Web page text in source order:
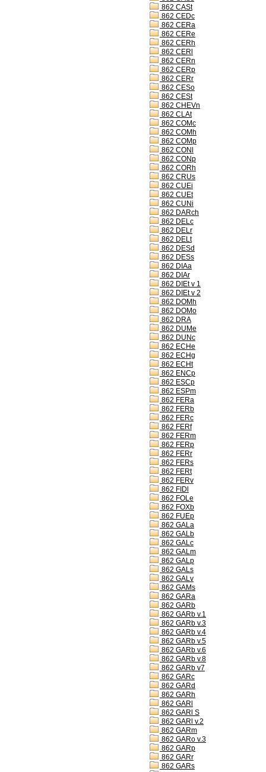
862 CASt
862 CEDc
862 CERa
862 CERe
862 CERh
862 CERl
862 CERn
862 CERp
862 CERr
862 CESo
862 CESt
862 CHEVn
862 CLAt
862 COMc
862 COMh
862 COMp
862 CONl
862 CONp
862 CORh
862 CRUs
862 CUEi
862 CUEt
862 CUNi
862 DARch
862 DELc
862 DELr
862 DELt
862 DESd
862 DESs
862 DIAa
862 DIAr
862 DIEt v 1
862 DIEt v 2
862 DOMh
862 DOMo
862 DRA
862 DUMe
862 DUNc
862 ECHe
862 ECHg
862 ECHt
862 ENCp
862 ESCp
862 ESPm
862 FERa
862 FERb
862 FERc
862 FERf
862 FERm
862 FERp
862 FERr
862 FERs
862 FERt
862 FERv
862 FIDl
862 FOLe
862 FOXb
862 FUEp
862 GALa
862 GALb
862 GALc
862 GALm
862 GALp
862 GALs
862 GALv
862 GAMs
862 GARa
862 GARb
862 GARb v.1
862 GARb v.3
862 GARb v.4
862 GARb v.5
862 GARb v.6
862 GARb v.8
862 GARb v7
862 GARc
862 GARd
862 GARh
862 GARl
862 GARl S
862 GARl v.2
862 GARm
862 GARo v.3
862 GARp
862 GARr
862 GARs